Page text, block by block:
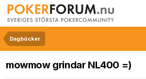
Dagböcker
mowmow grindar NL400 =)